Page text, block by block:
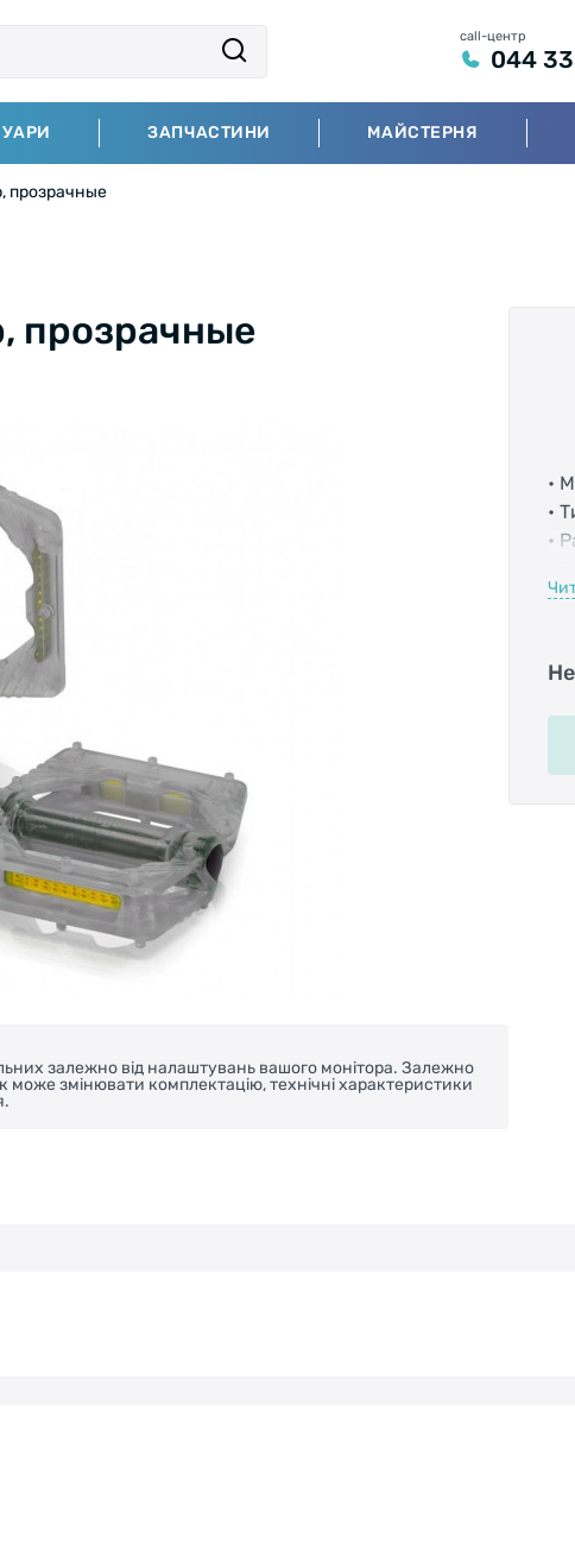
call-центр
044
ЗАПЧАСТИНИ МАЙСТЕРНЯ
прозрачные
прозрачные
залежно від налаштувань вашого монітора. Залежно
може змінювати комплектацію, технічні характеристики
•
•
•
•